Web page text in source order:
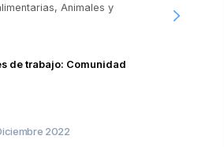
Animales y
de trabajo: Comunidad
2022